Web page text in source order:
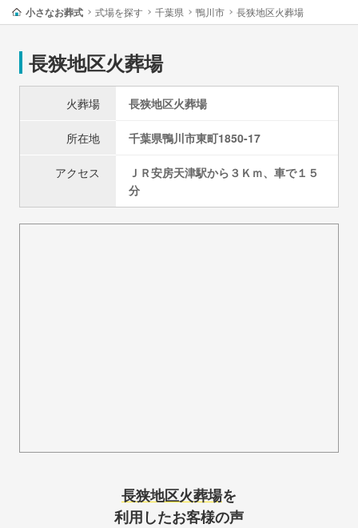
小さなお葬式 式場を探す 千葉県 鴨川市 長狭地区火葬場
長狭地区火葬場
火葬場 長狭地区火葬場
所在地 千葉県鴨川市東町1850-17
アクセス
ＪＲ安房天津駅から３Ｋｍ、車で１５
分
長狭地区火葬場を
利用したお客様の声